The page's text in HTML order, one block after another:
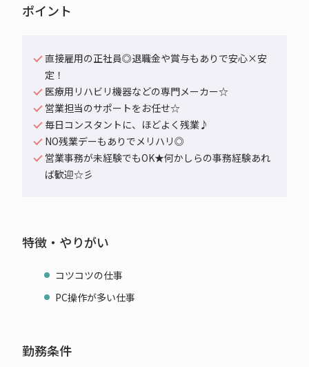
ポイント
直接雇用の正社員◎退職金や賞与もありで安心×安
定！
医療用リハビリ機器などの専門メーカー☆
営業担当のサポートをお任せ☆
毎日コンスタントに、ほどよく残業♪
NO残業デーもありでメリハリ◎
営業事務が未経験でもOK★何かしらの事務経験あれ
ば歓迎☆彡
特徴・やりがい
コツコツの仕事
PC操作が多い仕事
勤務条件